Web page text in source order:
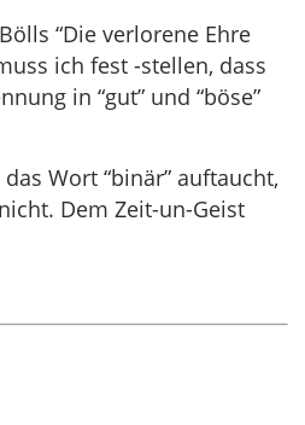
“Die verlorene Ehre
ich fest -stellen, dass
in “gut” und “böse”
Wort “binär” auftaucht,
Dem Zeit-un-Geist